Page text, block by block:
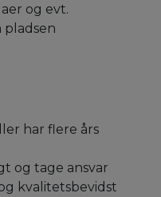
og evt.
har flere års
og tage ansvar
kvalitetsbevidst